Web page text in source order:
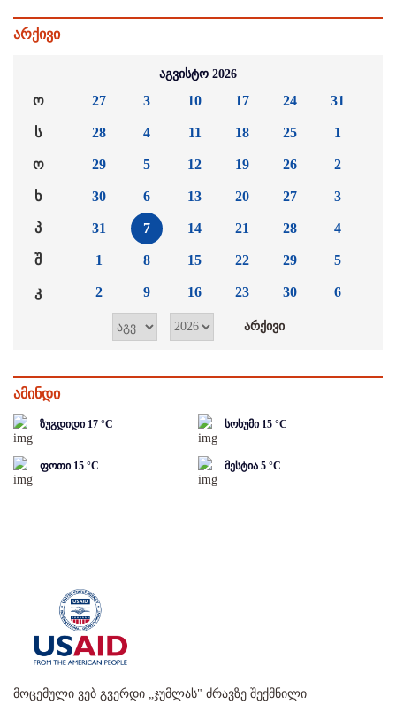
არქივი
აგვისტო 2026
ო
ს
ო
ხ
პ
შ
კ
27
28
29
30
31
1
2
3
4
5
6
7
8
9
10
11
12
13
14
15
16
17
18
19
20
21
22
23
24
25
26
27
28
29
30
31
1
2
3
4
5
6
ამინდი
ზუგდიდი 17 °C სოხუმი 15 °C
ფოთი 15 °C მესტია 5 °C
მოცემული ვებ გვერდი „ჯუმლას" ძრავზე შექმნილი